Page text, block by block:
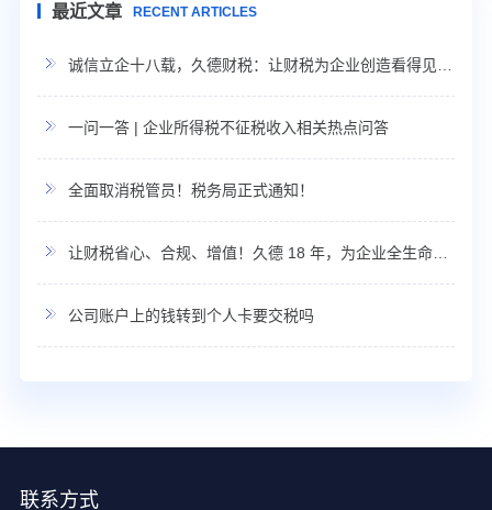
最近文章 RECENT ARTICLES
一问一答 | 企业所得税不征税收入相关热点问答
全面取消税管员！税务局正式通知！
让财税省心、合规、增值！久德 18 年，为企业全生命周期保驾护航！
公司账户上的钱转到个人卡要交税吗
联系方式